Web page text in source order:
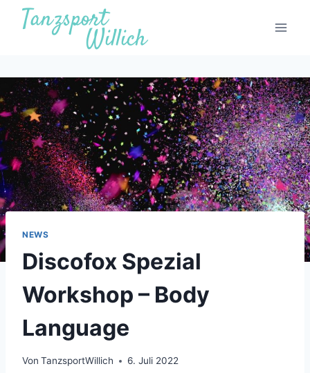
Zum
Inhalt
NEWS
Discofox Spezial
Workshop – Body
Language
Von TanzsportWillich 6. Juli 2022